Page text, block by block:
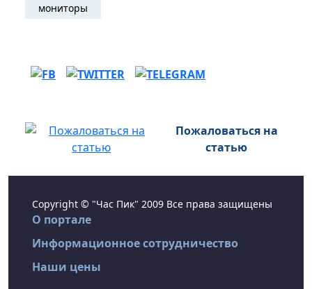
мониторы
Пожаловаться на
статью
Copyright © "Час Пик" 2009 Все права защищены
О портале
Информационное сотрудничество
Наши цены